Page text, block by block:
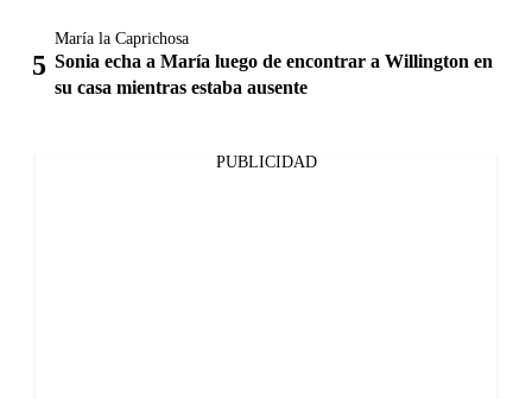
María la Caprichosa
Sonia echa a María luego de encontrar a Willington en
su casa mientras estaba ausente
PUBLICIDAD